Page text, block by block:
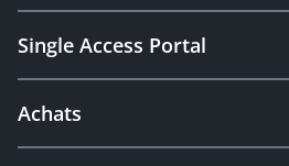
Single Access Portal
Achats